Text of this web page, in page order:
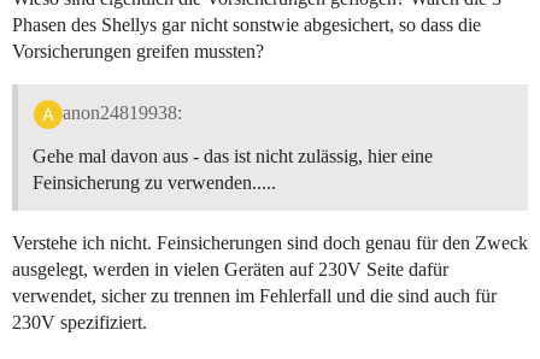
Phasen des Shellys gar nicht sonstwie abgesichert, so dass die
Vorsicherungen greifen mussten?
anon24819938:
Gehe mal davon aus - das ist nicht zulässig, hier eine
Feinsicherung zu verwenden.....
Verstehe ich nicht. Feinsicherungen sind doch genau für den Zweck
ausgelegt, werden in vielen Geräten auf 230V Seite dafür
verwendet, sicher zu trennen im Fehlerfall und die sind auch für
230V spezifiziert.